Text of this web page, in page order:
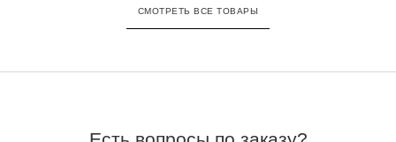
СМОТРЕТЬ ВСЕ ТОВАРЫ